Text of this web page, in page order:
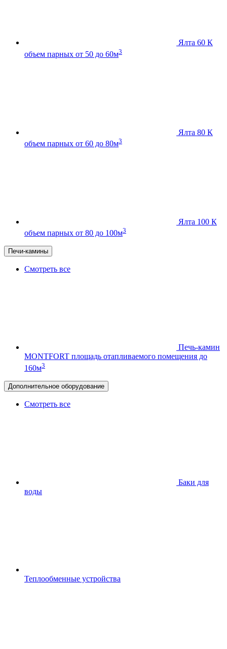
Ялта 60 К
объем парных от 50 до 60м3
Ялта 80 К
объем парных от 60 до 80м3
Ялта 100 К
объем парных от 80 до 100м3
Печи-камины
Смотреть все
Печь-камин
MONTFORT площадь отапливаемого помещения до
160м3
Дополнительное оборудование
Смотреть все
Баки для
воды
Теплообменные устройства